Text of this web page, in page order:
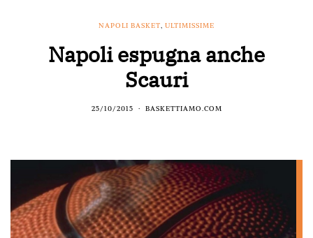
NAPOLI BASKET, ULTIMISSIME
Napoli espugna anche
Scauri
25/10/2015 BASKETTIAMO.COM